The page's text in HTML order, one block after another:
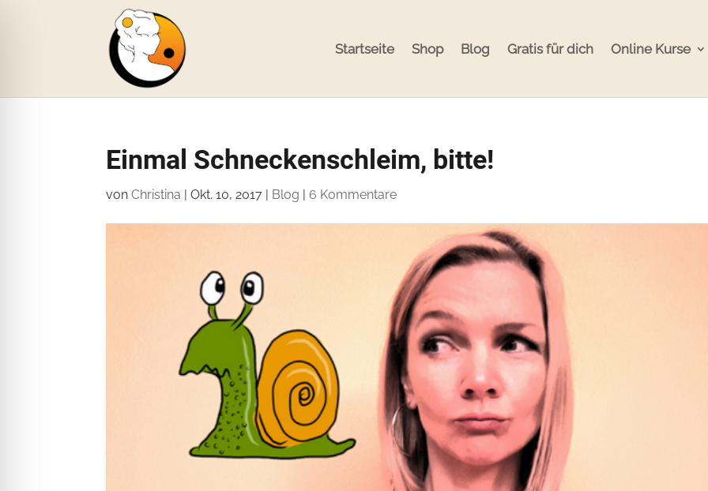
Startseite Shop Blog Gratis für dich Online Kurse
Einmal Schneckenschleim, bitte!
vonChristina |Okt. 10, 2017 | Blog | 6 Kommentare